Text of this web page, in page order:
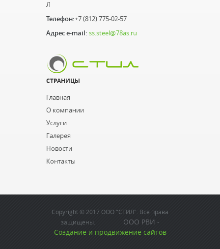
Л
Телефон:+7 (812) 775-02-57
Адрес e-mail: ss.steel@78as.ru
СТРАНИЦЫ
Главная
О компании
Услуги
Галерея
Новости
Контакты
Copyright © 2017 ООО "СТИЛ". Все права
защищены. ООО РВИ -
Создание и продвижение сайтов